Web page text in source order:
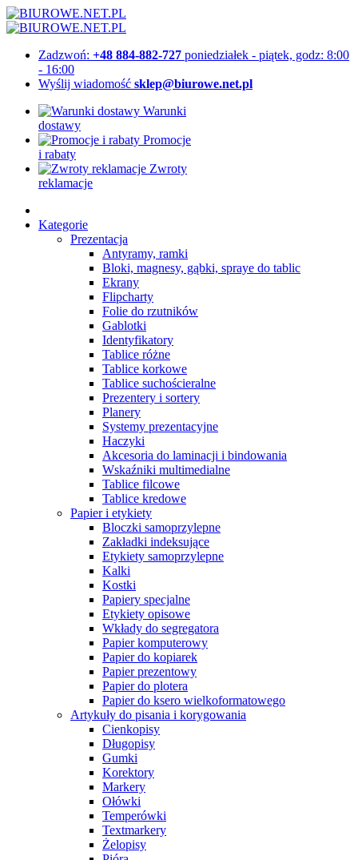
Zadzwoń: +48 884-882-727 poniedziałek - piątek, godz: 8:00
- 16:00
Wyślij wiadomość sklep@biurowe.net.pl
Warunki
dostawy
Promocje
i rabaty
Zwroty
reklamacje
Kategorie
Prezentacja
Antyramy, ramki
Bloki, magnesy, gąbki, spraye do tablic
Ekrany
Flipcharty
Folie do rzutników
Gablotki
Identyfikatory
Tablice różne
Tablice korkowe
Tablice suchościeralne
Prezentery i sortery
Planery
Systemy prezentacyjne
Haczyki
Akcesoria do laminacji i bindowania
Wskaźniki multimedialne
Tablice filcowe
Tablice kredowe
Papier i etykiety
Bloczki samoprzylepne
Zakładki indeksujące
Etykiety samoprzylepne
Kalki
Kostki
Papiery specjalne
Etykiety opisowe
Wkłady do segregatora
Papier komputerowy
Papier do kopiarek
Papier prezentowy
Papier do plotera
Papier do ksero wielkoformatowego
Artykuły do pisania i korygowania
Cienkopisy
Długopisy
Gumki
Korektory
Markery
Ołówki
Temperówki
Textmarkery
Żelopisy